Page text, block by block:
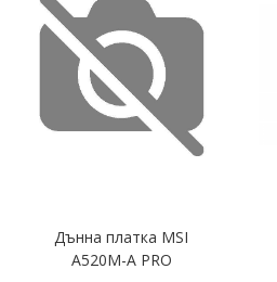
Дънна платка MSI
A520M-A PRO